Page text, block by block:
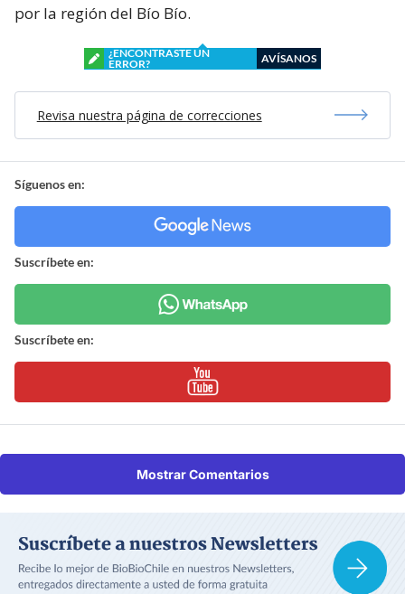
por la región del Bío Bío.
¿ENCONTRASTE UN
ERROR?
AVÍSANOS
Revisa nuestra página de correcciones
Síguenos en:
Suscríbete en:
Suscríbete en:
Mostrar Comentarios